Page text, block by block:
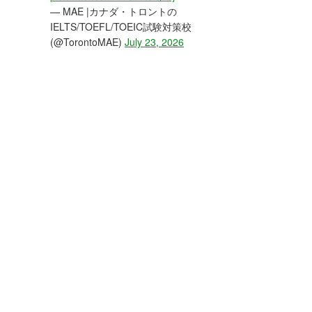
— MAE |カナダ・トロントの
IELTS/TOEFL/TOEIC試験対策校
(@TorontoMAE) July 23, 2026